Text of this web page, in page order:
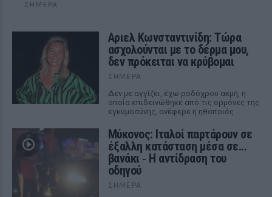
ΣΉΜΕΡΑ
Αριελ Κωνσταντινίδη: Τώρα
ασχολούνται με το δέρμα μου,
δεν πρόκειται να κρύβομαι
ΣΉΜΕΡΑ
Δεν με αγγίζει, έχω ροδόχρου ακμή, η
οποία επιδεινώθηκε από τις ορμόνες της
εγκυμοσύνης, ανέφερε η ηθοποιός
Μύκονος: Ιταλοί παρτάρουν σε
έξαλλη κατάσταση μέσα σε...
βανάκι ‑ Η αντίδραση του
οδηγού
ΣΉΜΕΡΑ